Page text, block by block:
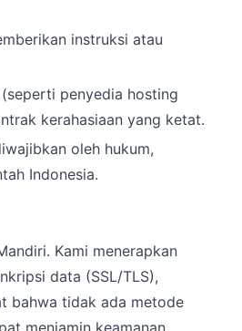
instruksi atau
penyedia hosting
kerahasiaan yang ketat.
oleh hukum,
Indonesia.
Kami menerapkan
data (SSL/TLS),
bahwa tidak ada metode
menjamin keamanan